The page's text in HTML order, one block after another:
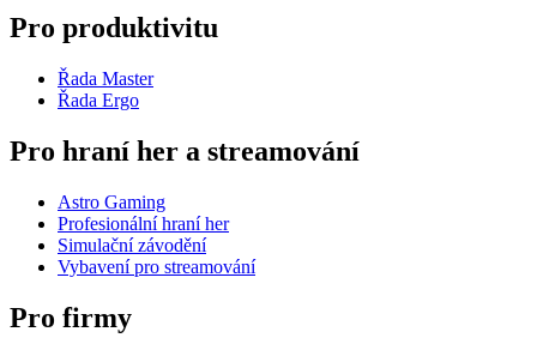
Pro produktivitu
Řada Master
Řada Ergo
Pro hraní her a streamování
Astro Gaming
Profesionální hraní her
Simulační závodění
Vybavení pro streamování
Pro firmy